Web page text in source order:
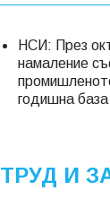
НСИ: През
намаление
годишна база
ТРУД И